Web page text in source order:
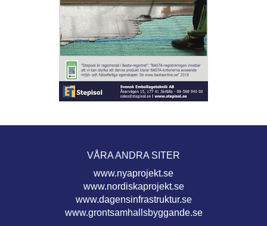
VÅRA ANDRA SITER
www.nyaprojekt.se
www.nordiskaprojekt.se
www.dagensinfrastruktur.se
www.grontsamhallsbyggande.se